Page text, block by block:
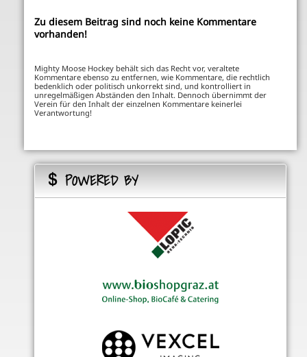
Zu diesem Beitrag sind noch keine Kommentare
vorhanden!
Mighty Moose Hockey behält sich das Recht vor, veraltete
Kommentare ebenso zu entfernen, wie Kommentare, die rechtlich
bedenklich oder politisch unkorrekt sind, und kontrolliert in
unregelmäßigen Abständen den Inhalt. Dennoch übernimmt der
Verein für den Inhalt der einzelnen Kommentare keinerlei
Verantwortung!
POWERED BY